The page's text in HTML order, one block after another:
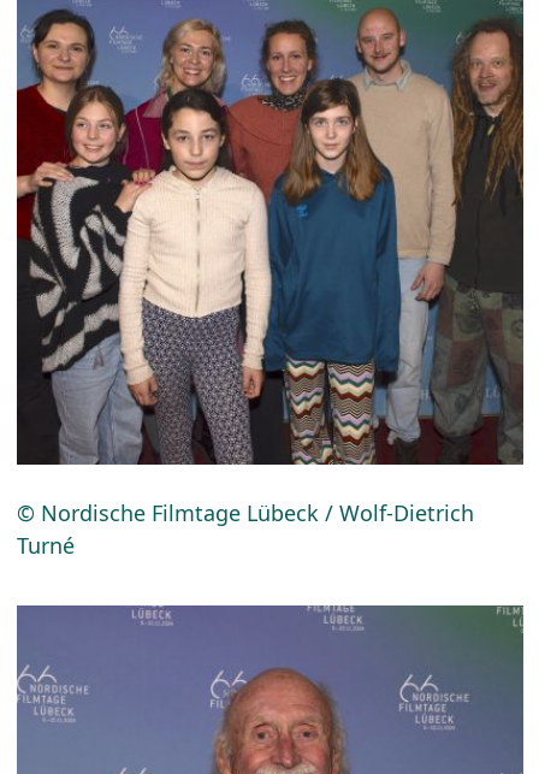
© Nordische Filmtage Lübeck / Wolf-Dietrich
Turné